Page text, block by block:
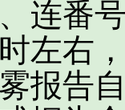
连番
左右
报告